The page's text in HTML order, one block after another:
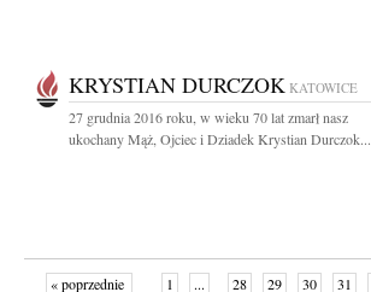
KRYSTIAN DURCZOK KATOWICE
27 grudnia 2016 roku, w wieku 70 lat zmarł nasz
ukochany Mąż, Ojciec i Dziadek Krystian Durczok...
« poprzednie 1 ... 28 29 30 31